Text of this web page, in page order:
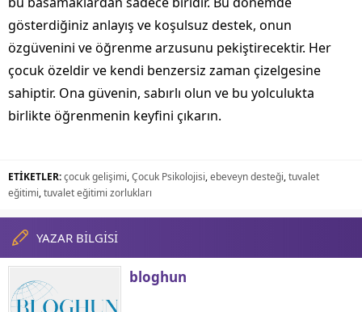
gösterdiğiniz anlayış ve koşulsuz destek, onun
özgüvenini ve öğrenme arzusunu pekiştirecektir. Her
çocuk özeldir ve kendi benzersiz zaman çizelgesine
sahiptir. Ona güvenin, sabırlı olun ve bu yolculukta
birlikte öğrenmenin keyfini çıkarın.
ETİKETLER:çocuk gelişimi,Çocuk Psikolojisi,ebeveyn desteği,tuvalet
eğitimi,tuvalet eğitimi zorlukları
YAZAR BİLGİSİ
bloghun